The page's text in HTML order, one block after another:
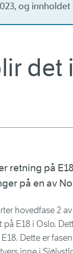
og
retning på
på en av
hovedfase 2
E18 i Oslo.
Dette er